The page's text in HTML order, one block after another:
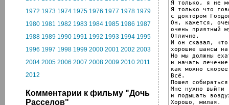
1972 1973 1974 1975 1976 1977 1978 1979
1980 1981 1982 1983 1984 1985 1986 1987
1988 1989 1990 1991 1992 1993 1994 1995
1996 1997 1998 1999 2000 2001 2002 2003
2004 2005 2006 2007 2008 2009 2010 2011
2012
Комментарии к фильму "Дочь
Расселов"
Я только, я не
Я только что
с доктором
Он, кажется,
очень приятный
Отлично.
И он сказал,
хорошие шансы
Но мы должны
и начать
как можно
Всё.
Пошел
Мне нужно выйти
и подышать
Хорошо, милая.